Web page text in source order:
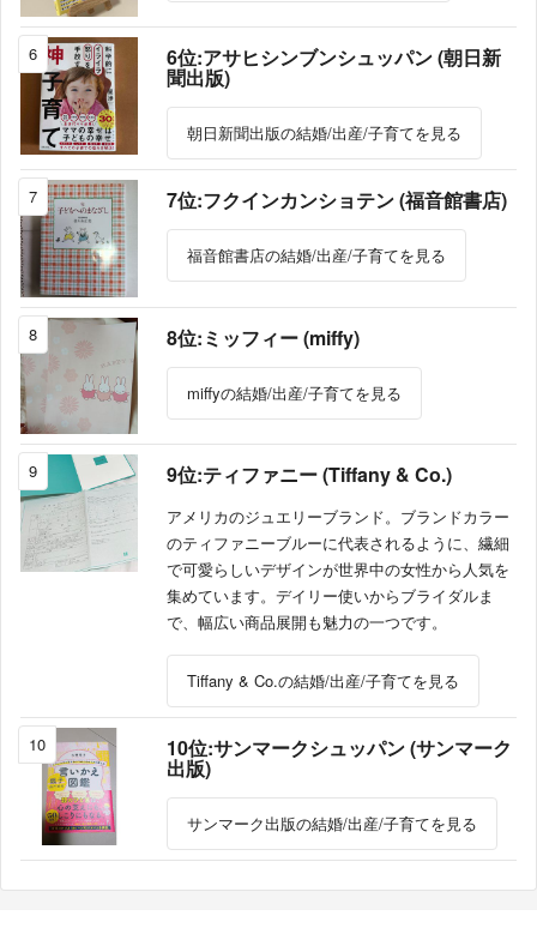
6 6位:アサヒシンブンシュッパン (朝日新
聞出版)
朝日新聞出版の結婚/出産/子育てを見る
7 7位:フクインカンショテン (福音館書店)
福音館書店の結婚/出産/子育てを見る
8 8位:ミッフィー (miffy)
miffyの結婚/出産/子育てを見る
9 9位:ティファニー (Tiffany & Co.)
アメリカのジュエリーブランド。ブランドカラー
のティファニーブルーに代表されるように、繊細
で可愛らしいデザインが世界中の女性から人気を
集めています。デイリー使いからブライダルま
で、幅広い商品展開も魅力の一つです。
Tiffany & Co.の結婚/出産/子育てを見る
10 10位:サンマークシュッパン (サンマーク
出版)
サンマーク出版の結婚/出産/子育てを見る